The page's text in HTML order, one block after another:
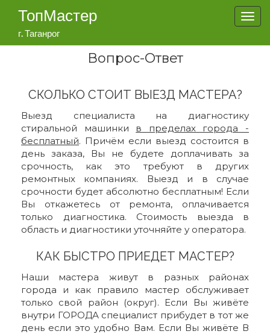
ТопМастер
г. Таганрог
Вопрос-Ответ
СКОЛЬКО СТОИТ ВЫЕЗД МАСТЕРА?
Выезд специалиста на диагностику
стиральной машинки в пределах города -
бесплатный. Причём если выезд состоится в
день заказа, Вы не будете доплачивать за
срочность, как это требуют в других
ремонтных компаниях. Выезд и в случае
срочности будет абсолютно бесплатным! Если
Вы откажетесь от ремонта, оплачивается
только диагностика. Стоимость выезда в
область и диагностики уточняйте у оператора.
КАК БЫСТРО ПРИЕДЕТ МАСТЕР?
Наши мастера живут в разных районах
города и как правило мастер обслуживает
только свой район (округ). Если Вы живёте
внутри ГОРОДА специалист прибудет в тот же
день если это удобно Вам. Если Вы живёте В